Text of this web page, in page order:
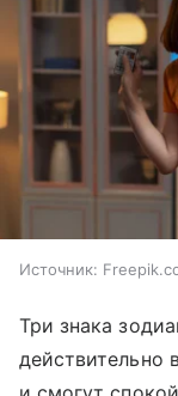
Источник:
Три знака
действительно